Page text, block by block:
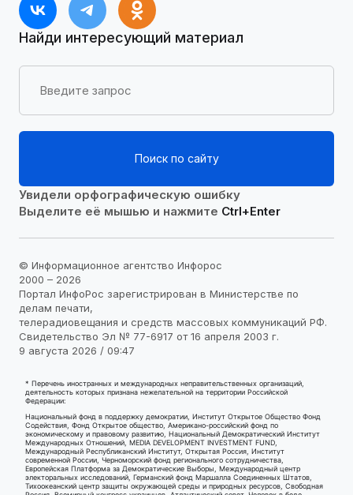
Найди интересующий материал
Поиск по сайту
Увидели орфографическую ошибку
Выделите её мышью и нажмите Ctrl+Enter
© Информационное агентство Инфорос
2000 – 2026
Портал ИнфоРос зарегистрирован в Министерстве по
делам печати,
телерадиовещания и средств массовых коммуникаций РФ.
Свидетельство Эл № 77-6917 от 16 апреля 2003 г.
9 августа 2026 / 09:47